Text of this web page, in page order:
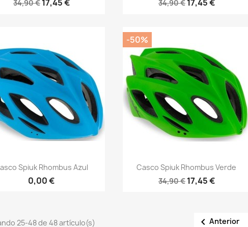
34,90 € 17,45 €
34,90 € 17,45 €
Vista rápida
Spiuk Rhombus Azul
0,00 €
Vista rápida
Casco Spiuk Rhombus Verde
34,90 € 17,45 €
-50%
25-48 de 48 artículo(s) Anterior